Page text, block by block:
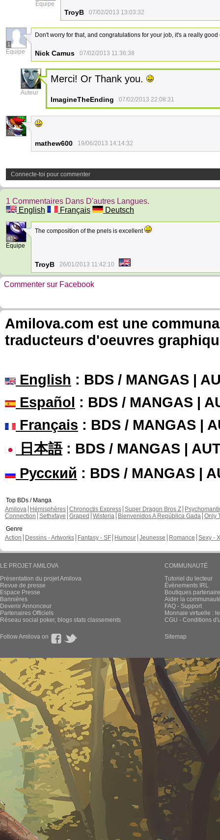
Équipe
TroyB 07/02/2013 13:03:32
1
Équipe
Don't worry for that, and congratulations for your job, it's a really good
Nick Camus 07/02/2013 11:36:38
5
Auteur
Merci! Or Thank you.
ImagineTheEnding 07/02/2013 22:08:31
26
mathew600 19/06/2013 14:14:32
Connecte-toi pour commenter
1 Commentaires Dans D'autres Langues.
English
Français Deutsch
41
Équipe
The composition of the pnels is excellent
TroyB 26/01/2013 11:42:10
Commenter sur Facebook
Amilova.com est une
traducteurs d'oeuvres
English : BDS / MANGAS |
Español : BDS / MANGAS |
Français : BDS / MANGAS |
日本語: BDS / MANGAS |
Русский : BDS / MANGAS |
Top BDs / Manga
Amilova
Hémisphères Chronoctis Express Super Dragon Bros Z
Connection Sethxfaye Graped Wisteria Bienvenidos A República Gada Only
Genre
Action
Dessins - Artworks Fantasy - SF Humour Jeunesse Romance Sexy -
LE PROJET AMILOVA
Présentation du projet Amilova
Revue de presse
Espace Presse
Bannières
Devenir Annonceur
Partenaires Officiels
Réseau social poker, blogs stats classements
COMMUNAUTÉ
Tutoriel du lecteur
Évènements IRL
Boutiques
Aider la
FAQ - Support
Monnaie virtuelle :
CGU - Conditions
Follow Amilova on Sitemap